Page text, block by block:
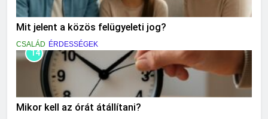
Mit jelent a közös felügyeleti jog?
CSALÁD ÉRDESSÉGEK
14
Mikor kell az órát átállítani?